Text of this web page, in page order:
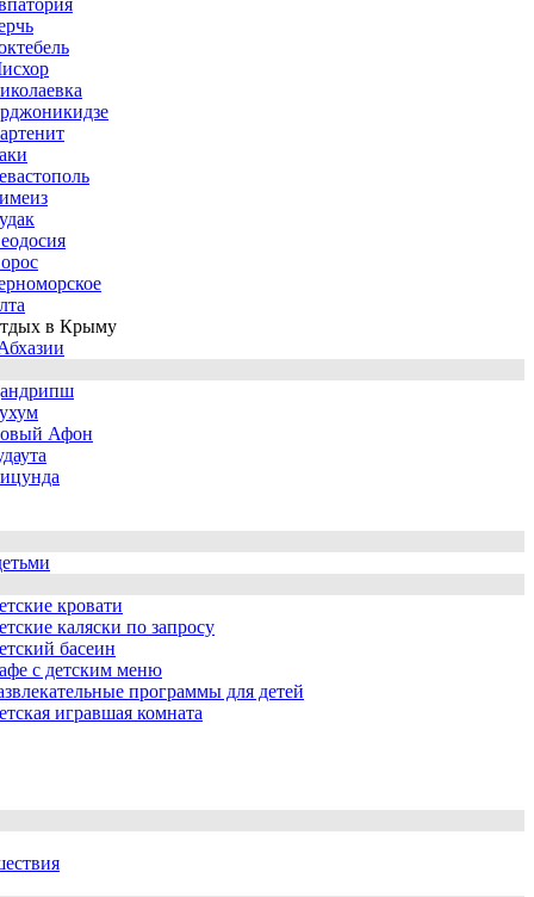
в Крыму
Афон
кровати
каляски по запросу
басеин
с детским меню
программы для детей
игравшая комната